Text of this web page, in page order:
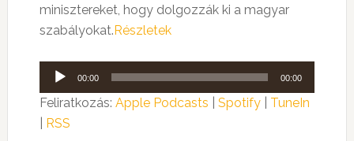
minisztereket, hogy dolgozzák ki a magyar
szabályokat.Részletek
Audió
lejátszó
00:00 00:00
Feliratkozás: Apple Podcasts Spotify| TuneIn
RSS